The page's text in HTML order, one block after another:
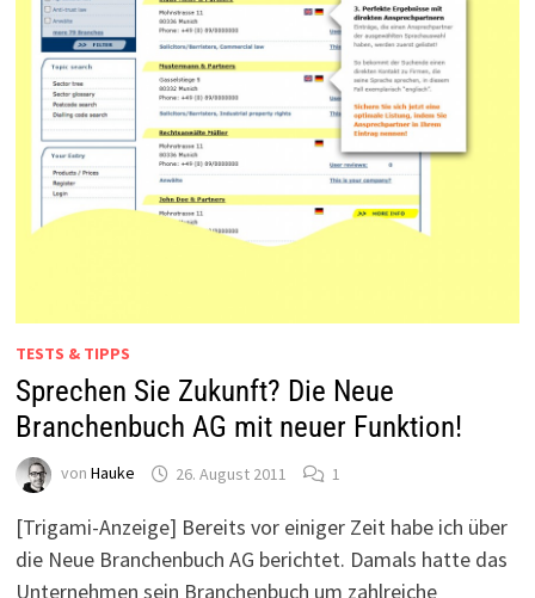
TESTS & TIPPS
Sprechen Sie Zukunft? Die Neue
Branchenbuch AG mit neuer Funktion!
von Hauke 26. August 2011 1
[Trigami-Anzeige] Bereits vor einiger Zeit habe ich über
die Neue Branchenbuch AG berichtet. Damals hatte das
Unternehmen sein Branchenbuch um zahlreiche